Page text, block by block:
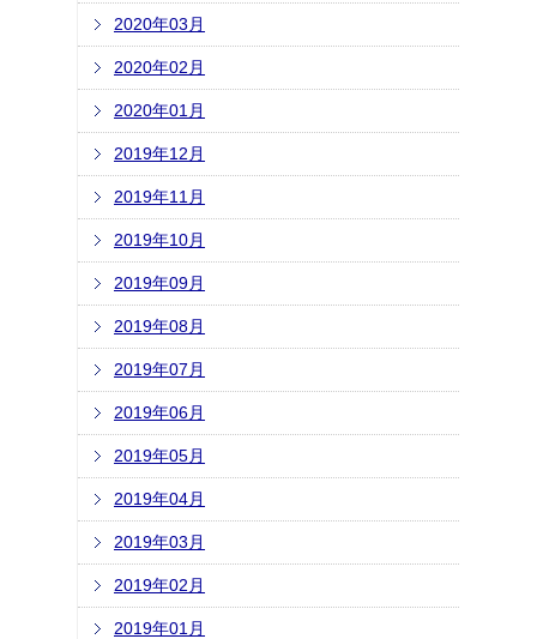
2020年03月
2020年02月
2020年01月
2019年12月
2019年11月
2019年10月
2019年09月
2019年08月
2019年07月
2019年06月
2019年05月
2019年04月
2019年03月
2019年02月
2019年01月